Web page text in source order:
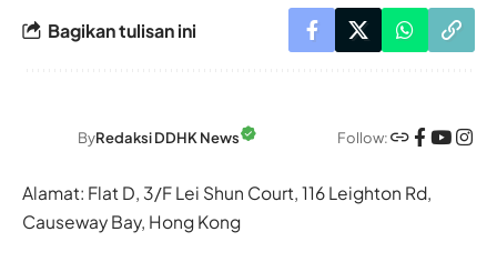
Bagikan tulisan ini
ByRedaksi DDHK News Follow:
Alamat: Flat D, 3/F Lei Shun Court, 116 Leighton Rd,
Causeway Bay, Hong Kong